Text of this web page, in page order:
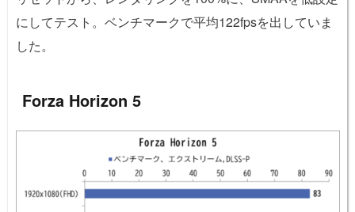
にしてテスト。ベンチマークで平均122fpsを出していま
した。
Forza Horizon 5